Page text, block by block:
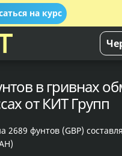
на курс
в гривнах
от КИТ Групп
2689 фунтов (GBP)